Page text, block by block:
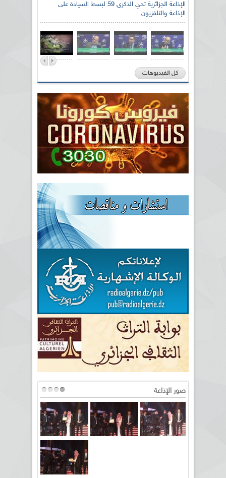
الإذاعة الجزائرية تحي الذكرى 59 لبسط السيادة على
الإذاعة والتلفزيون
كل الفيديوهات
صور الإذاعة